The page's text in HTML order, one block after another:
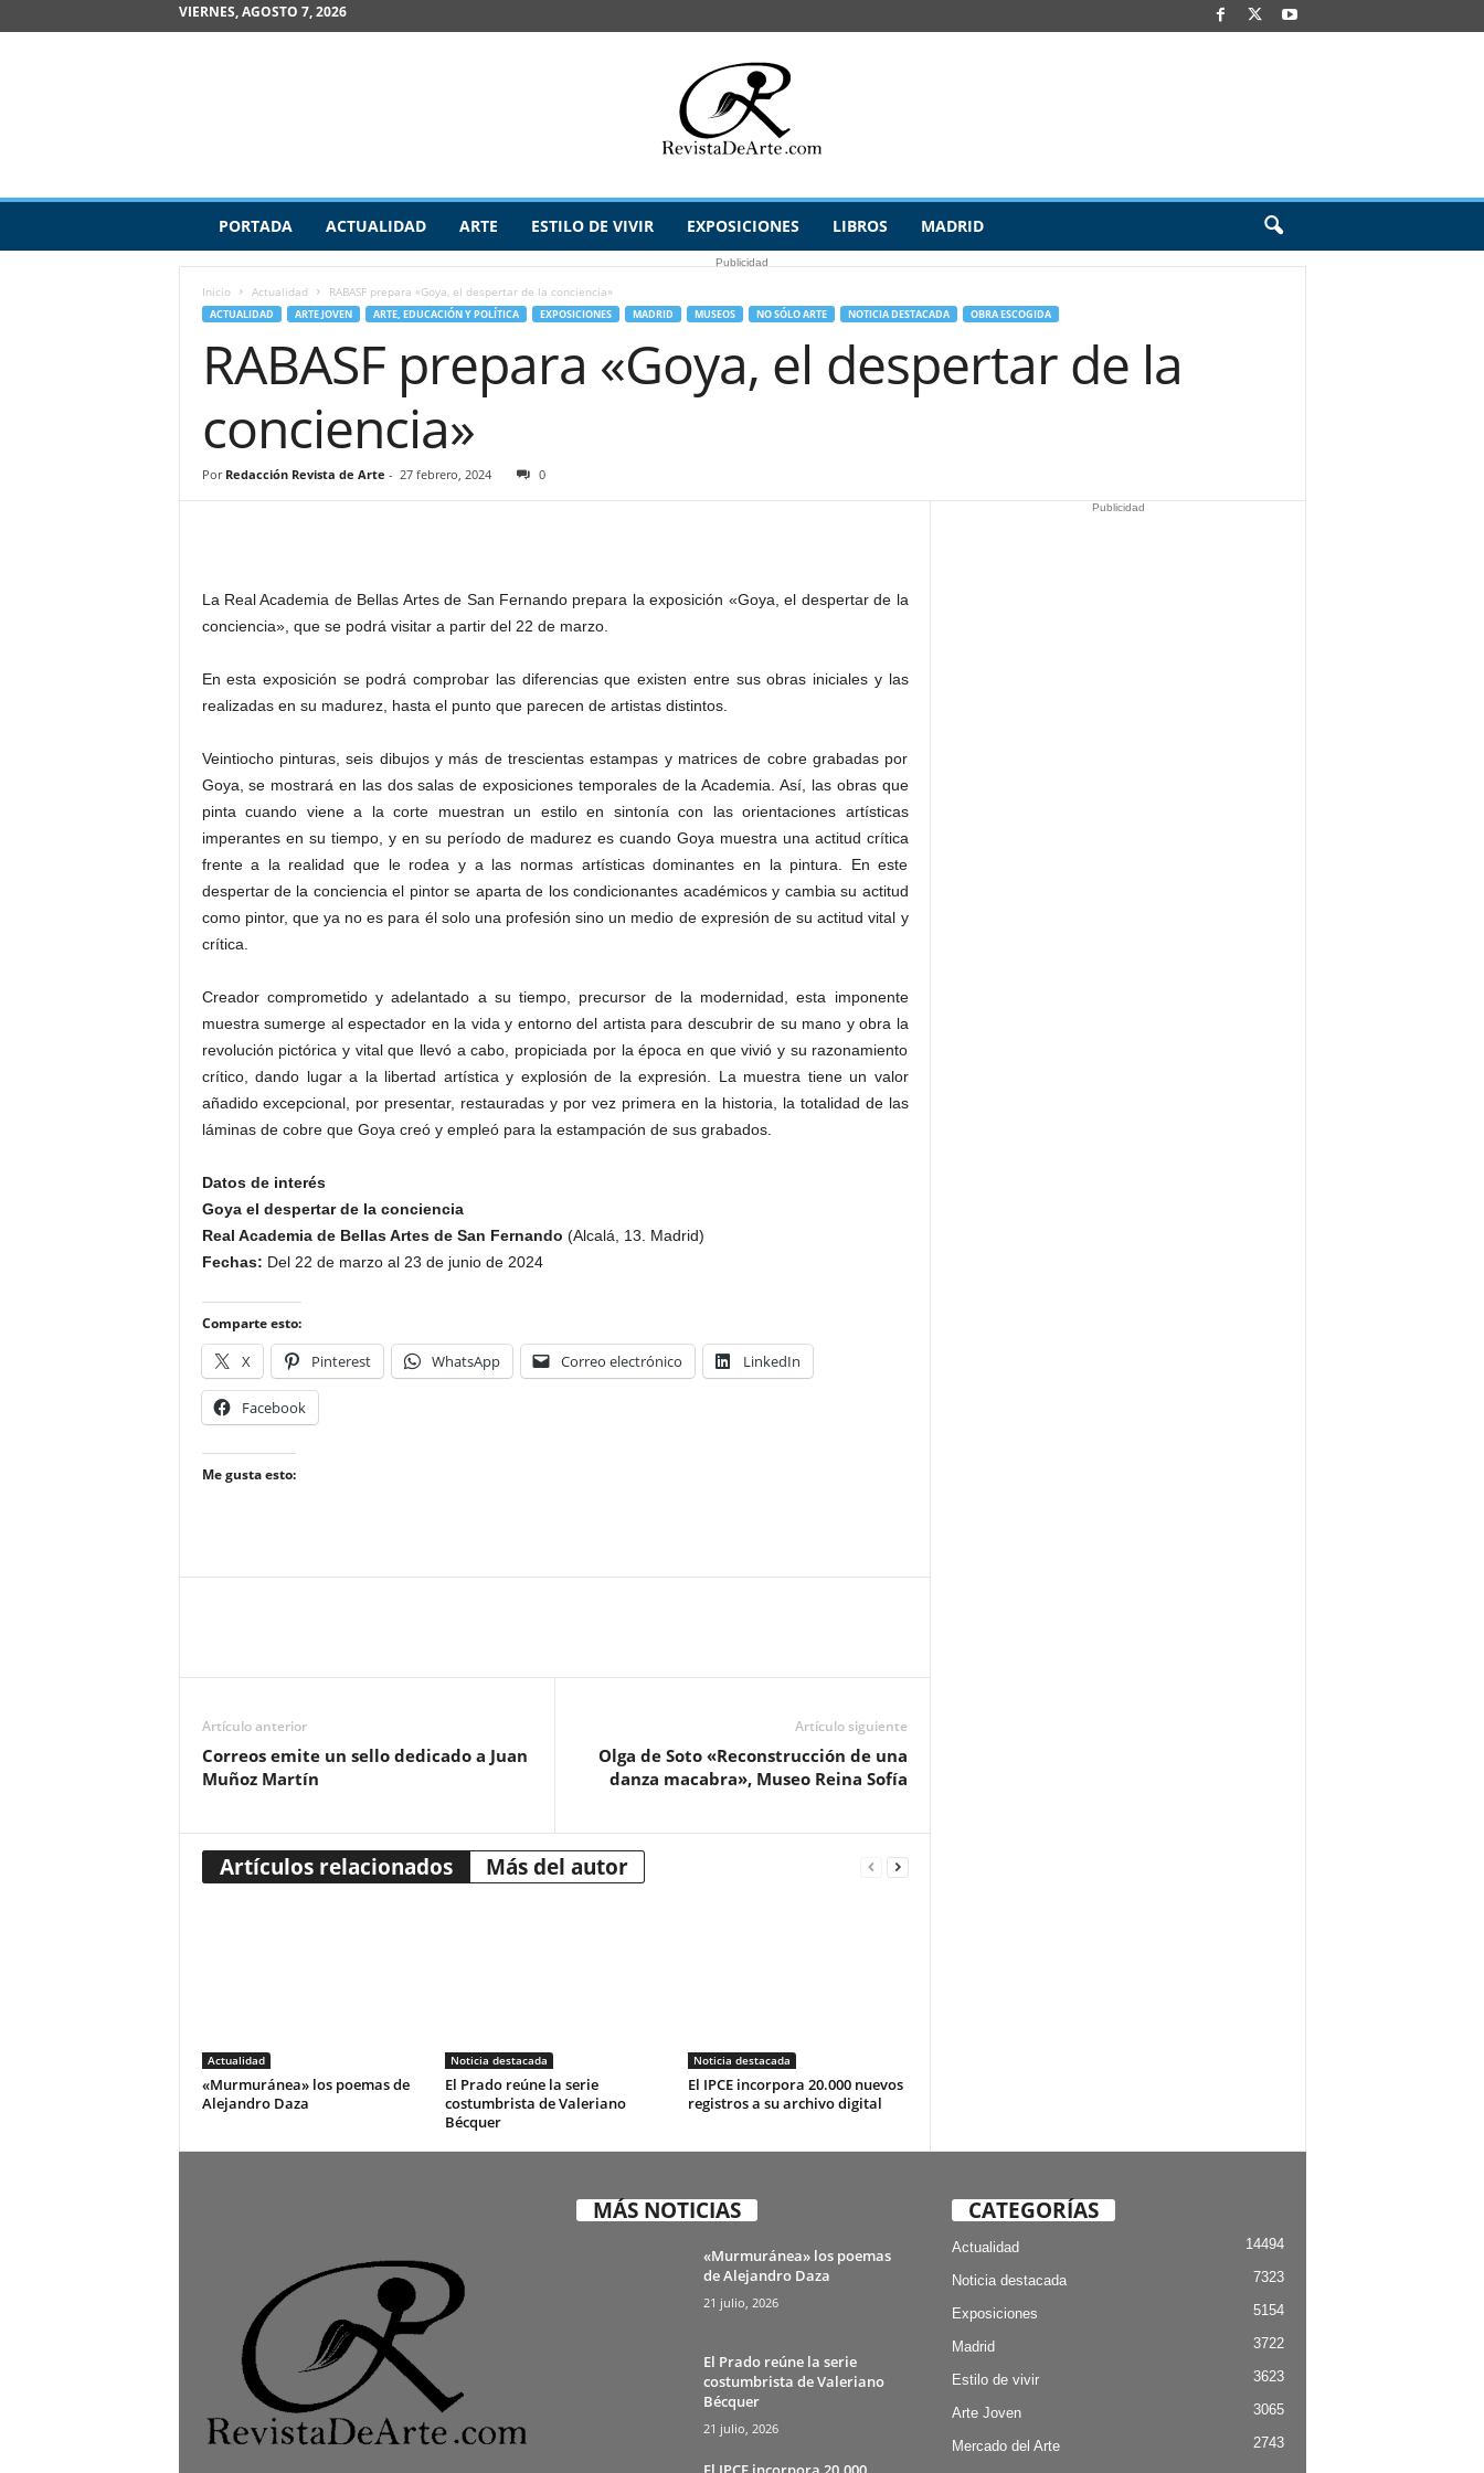
VIERNES, AGOSTO 7, 2026
v
PORTADA ACTUALIDAD ARTE ESTILO DE VIVIR EXPOSICIONES LIBROS MADRID
Publicidad
Inicio Actualidad RABASF prepara «Goya, el despertar de la conciencia»
ACTUALIDAD ARTE JOVEN ARTE, EDUCACIÓN Y POLÍTICA EXPOSICIONES MADRID MUSEOS NO SÓLO ARTE NOTICIA DESTACADA OBRA ESCOGIDA
RABASF prepara «Goya, el despertar de la
conciencia»
Por Redacción Revista de Arte - 27 febrero, 2024 0
La Real Academia de Bellas Artes de San Fernando prepara la exposición «Goya, el despertar de la
conciencia», que se podrá visitar a partir del 22 de marzo.
En esta exposición se podrá comprobar las diferencias que existen entre sus obras iniciales y las
realizadas en su madurez, hasta el punto que parecen de artistas distintos.
Veintiocho pinturas, seis dibujos y más de trescientas estampas y matrices de cobre grabadas por
Goya, se mostrará en las dos salas de exposiciones temporales de la Academia. Así, las obras que
pinta cuando viene a la corte muestran un estilo en sintonía con las orientaciones artísticas
imperantes en su tiempo, y en su período de madurez es cuando Goya muestra una actitud crítica
frente a la realidad que le rodea y a las normas artísticas dominantes en la pintura. En este
despertar de la conciencia el pintor se aparta de los condicionantes académicos y cambia su actitud
como pintor, que ya no es para él solo una profesión sino un medio de expresión de su actitud vital y
crítica.
Creador comprometido y adelantado a su tiempo, precursor de la modernidad, esta imponente
muestra sumerge al espectador en la vida y entorno del artista para descubrir de su mano y obra la
revolución pictórica y vital que llevó a cabo, propiciada por la época en que vivió y su razonamiento
crítico, dando lugar a la libertad artística y explosión de la expresión. La muestra tiene un valor
añadido excepcional, por presentar, restauradas y por vez primera en la historia, la totalidad de las
láminas de cobre que Goya creó y empleó para la estampación de sus grabados.
Datos de interés
Goya el despertar de la conciencia
Real Academia de Bellas Artes de San Fernando (Alcalá, 13. Madrid)
Fechas: Del 22 de marzo al 23 de junio de 2024
Comparte esto:
X Pinterest WhatsApp Correo electrónico LinkedIn
Facebook
Me gusta esto:
Artículo anterior
Correos emite un sello dedicado a Juan
Muñoz Martín
Artículo siguiente
Olga de Soto «Reconstrucción de una
danza macabra», Museo Reina Sofía
Artículos relacionados Más del autor
Actualidad
«Murmuránea» los poemas de
Alejandro Daza
Noticia destacada
El Prado reúne la serie
costumbrista de Valeriano
Bécquer
Noticia destacada
El IPCE incorpora 20.000 nuevos
registros a su archivo digital
Publicidad
MÁS NOTICIAS
«Murmuránea» los poemas
de Alejandro Daza
21 julio, 2026
El Prado reúne la serie
costumbrista de Valeriano
Bécquer
21 julio, 2026
CATEGORÍAS
Actualidad 14494
Noticia destacada 7323
Exposiciones 5154
Madrid 3722
Estilo de vivir 3623
Arte Joven 3065
Mercado del Arte 2743